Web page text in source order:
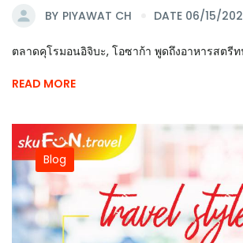
BY PIYAWAT CH DATE 06/15/
ตลาดคุโรมอนอิจิบะ, โอซาก้า พูดถึงอาหารสตรี
READ MORE
Blog